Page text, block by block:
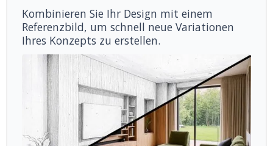
Kombinieren Sie Ihr Design mit einem
Referenzbild, um schnell neue Variationen
Ihres Konzepts zu erstellen.